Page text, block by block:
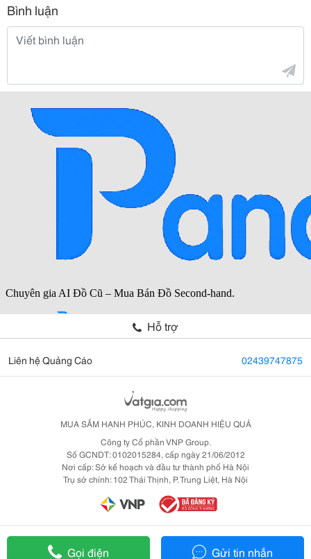
Bình luận
Gọi điện Gửi tin nhắn
Hỗ trợ
Liên hệ Quảng Cáo 02439747875
MUA SẮM HẠNH PHÚC, KINH DOANH HIỆU QUẢ
Công ty Cổ phần VNP Group.
Số GCNDT: 0102015284, cấp ngày 21/06/2012
Nơi cấp: Sở kế hoạch và đầu tư thành phố Hà Nội
Trụ sở chính: 102 Thái Thịnh, P. Trung Liệt, Hà Nội